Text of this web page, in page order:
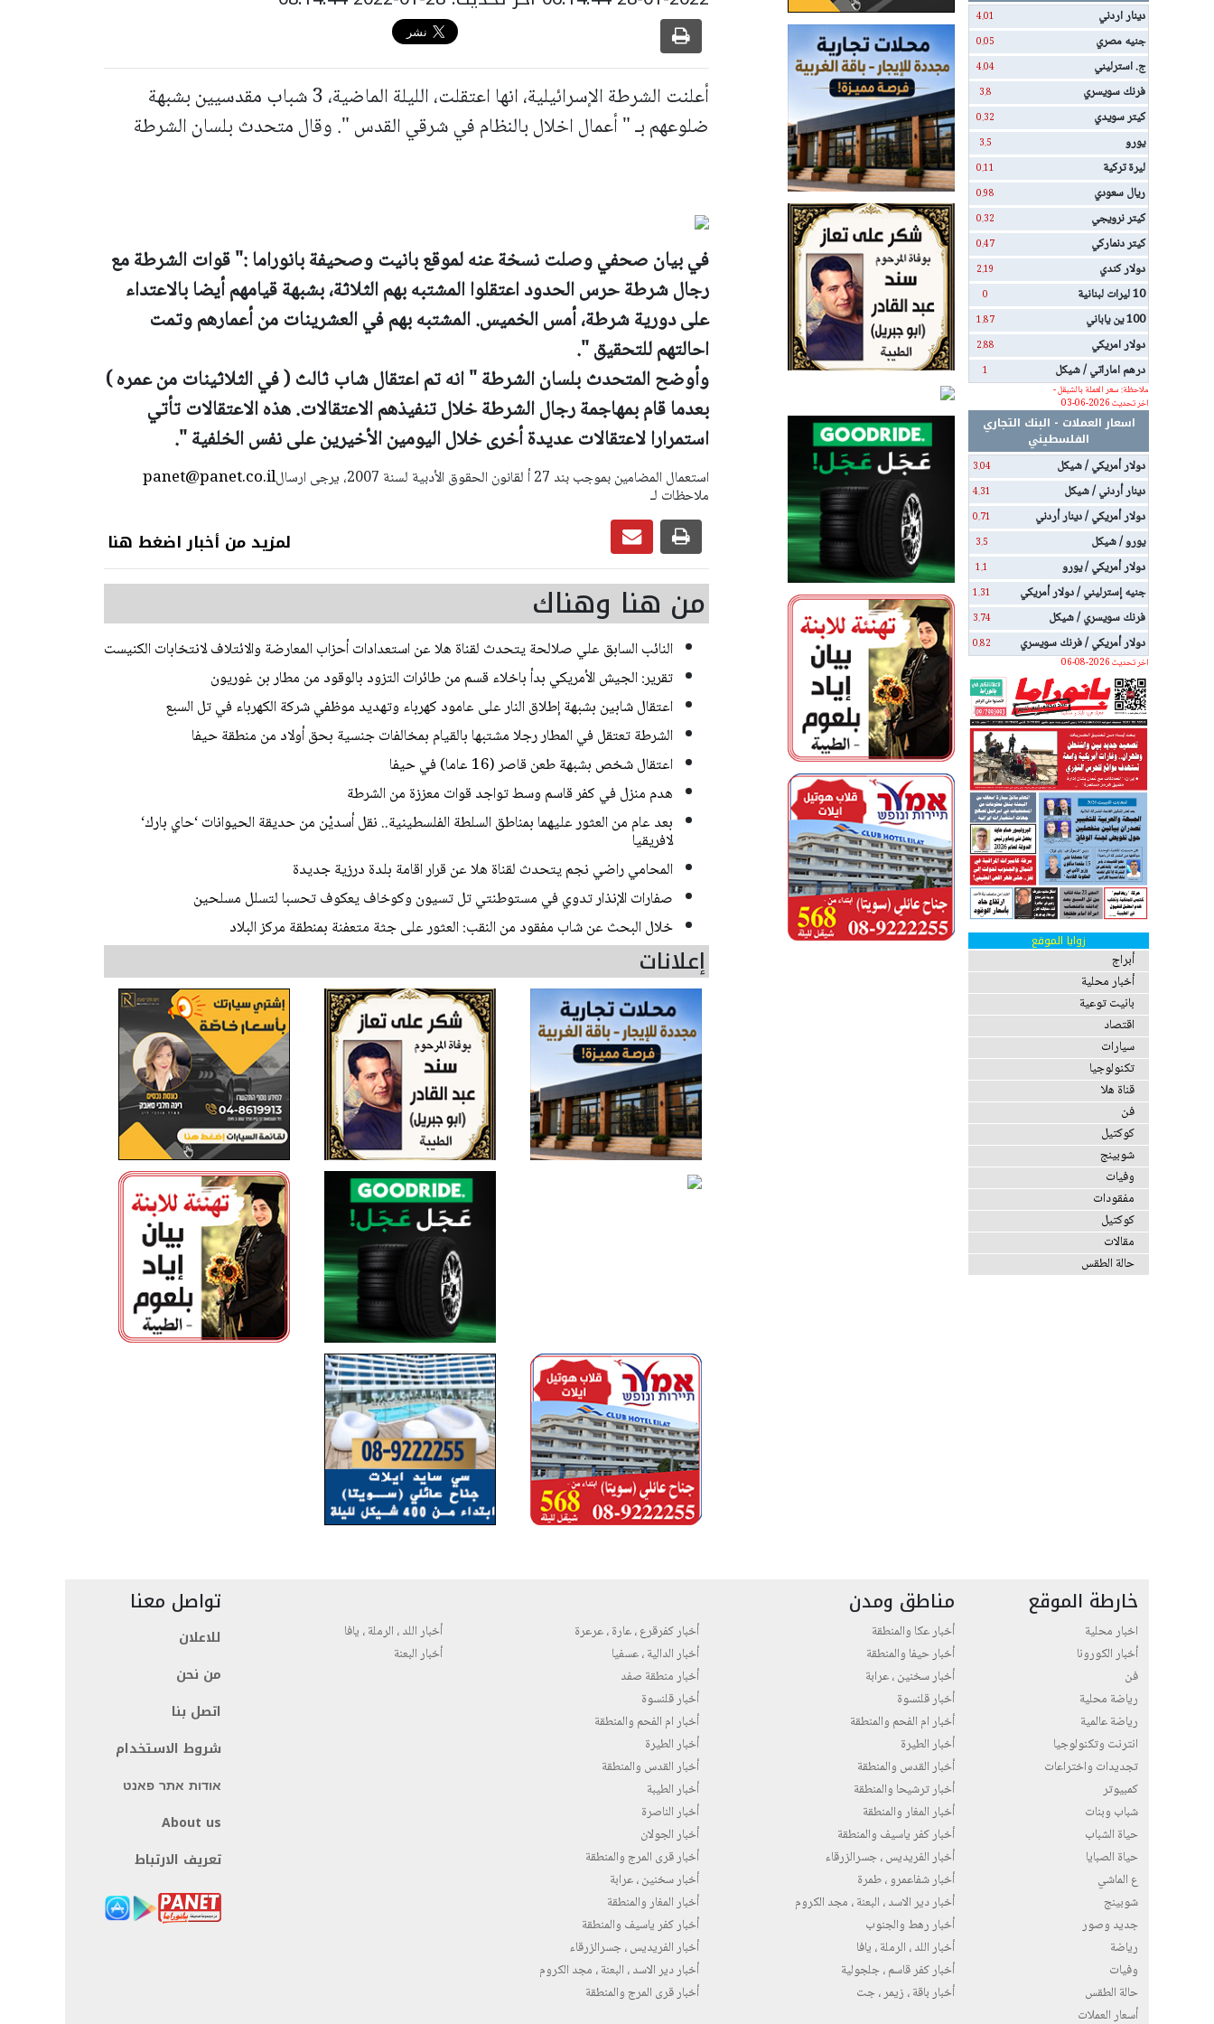
دينار اردني
4.01
جنيه مصري 0.05
ج. استرليني 4.04
فرنك سويسري 3.8
كيتر سويدي 0.32
يورو 3.5
ليرة تركية 0.11
ريال سعودي 0.98
كيتر نرويجي 0.32
كيتر دنماركي 0.47
دولار كندي 2.19
10 ليرات لبنانية 0
100 ين ياباني 1.87
دولار امريكي 2.88
درهم اماراتي / شيكل
1
ملاحظة: سعر العملة بالشيقل -
اخر تحديث 2026-06-03
اسعار العملات - البنك التجاري
الفلسطيني
دولار أمريكي / شيكل
3.04
دينار أردني / شيكل 4.31
دولار أمريكي / دينار أردني 0.71
يورو / شيكل 3.5
دولار أمريكي / يورو 1.1
جنيه إسترليني / دولار أمريكي 1.31
فرنك سويسري / شيكل 3.74
دولار أمريكي / فرنك سويسري
0.82
اخر تحديث 2026-08-06
زوايا الموقع
أبراج
أخبار محلية
بانيت توعية
اقتصاد
سيارات
تكنولوجيا
قناة هلا
فن
كوكتيل
شوبينج
وفيات
مفقودات
كوكتيل
مقالات
حالة الطقس
أعلنت الشرطة الإسرائيلية، انها اعتقلت، الليلة الماضية، 3 شباب مقدسيين بشبهة
ضلوعهم بـ " أعمال اخلال بالنظام في شرقي القدس ". وقال متحدث بلسان الشرطة
في بيان صحفي وصلت نسخة عنه لموقع بانيت وصحيفة بانوراما :" قوات الشرطة مع
رجال شرطة حرس الحدود اعتقلوا المشتبه بهم الثلاثة، بشبهة قيامهم أيضا بالاعتداء
على دورية شرطة، أمس الخميس. المشتبه بهم في العشرينات من أعمارهم وتمت
احالتهم للتحقيق ".
وأوضح المتحدث بلسان الشرطة " انه تم اعتقال شاب ثالث ( في الثلاثينات من عمره )
بعدما قام بمهاجمة رجال الشرطة خلال تنفيذهم الاعتقالات. هذه الاعتقالات تأتي
استمرارا لاعتقالات عديدة أخرى خلال اليومين الأخيرين على نفس الخلفية ".
panet@panet.co.ilاستعمال المضامين بموجب بند 27 أ لقانون الحقوق الأدبية لسنة 2007، يرجى ارسال
ملاحظات لـ
لمزيد من أخبار اضغط هنا
من هنا وهناك
النائب السابق علي صلالحة يتحدث لقناة هلا عن استعدادات أحزاب المعارضة والائتلاف لانتخابات الكنيست
تقرير: الجيش الأمريكي بدأ باخلاء قسم من طائرات التزود بالوقود من مطار بن غوريون
اعتقال شابين بشبهة إطلاق النار على عامود كهرباء وتهديد موظفي شركة الكهرباء في تل السبع
الشرطة تعتقل في المطار رجلا مشتبها بالقيام بمخالفات جنسية بحق أولاد من منطقة حيفا
اعتقال شخص بشبهة طعن قاصر (16 عاما) في حيفا
هدم منزل في كفر قاسم وسط تواجد قوات معززة من الشرطة
بعد عام من العثور عليهما بمناطق السلطة الفلسطينية.. نقل أسديْن من حديقة الحيوانات ‘حاي بارك‘
لافريقيا
المحامي راضي نجم يتحدث لقناة هلا عن قرار اقامة بلدة درزية جديدة
صفارات الإنذار تدوي في مستوطنتي تل تسيون وكوخاف يعكوف تحسبا لتسلل مسلحين
خلال البحث عن شاب مفقود من النقب: العثور على جثة متعفنة بمنطقة مركز البلاد
إعلانات
خارطة الموقع
اخبار محلية
أخبار الكورونا
فن
رياضة محلية
رياضة عالمية
انترنت وتكنولوجيا
تجديدات واختراعات
كمبيوتر
شباب وبنات
حياة الشباب
حياة الصبايا
ع الماشي
شوبينج
جديد وصور
رياضة
وفيات
حالة الطقس
أسعار العملات
مناطق ومدن
أخبار عكا والمنطقة
أخبار حيفا والمنطقة
أخبار سخنين ، عرابة
أخبار قلنسوة
أخبار ام الفحم والمنطقة
أخبار الطيرة
أخبار القدس والمنطقة
أخبار ترشيحا والمنطقة
أخبار المغار والمنطقة
أخبار كفر ياسيف والمنطقة
أخبار الفريديس ، جسرالزرقاء
أخبار شفاعمرو ، طمرة
أخبار دير الاسد ، البعنة ، مجد الكروم
أخبار رهط والجنوب
أخبار اللد ، الرملة ، يافا
أخبار كفر قاسم ، جلجولية
أخبار باقة ، زيمر ، جت
أخبار كفرقرع ، عارة ، عرعرة
أخبار الدالية ، عسفيا
أخبار منطقة صفد
أخبار قلنسوة
أخبار ام الفحم والمنطقة
أخبار الطيرة
أخبار القدس والمنطقة
أخبار الطيبة
أخبار الناصرة
أخبار الجولان
أخبار قرى المرج والمنطقة
أخبار سخنين ، عرابة
أخبار المغار والمنطقة
أخبار كفر ياسيف والمنطقة
أخبار الفريديس ، جسرالزرقاء
أخبار دير الاسد ، البعنة ، مجد الكروم
أخبار قرى المرج والمنطقة
أخبار اللد ، الرملة ، يافا
أخبار البعنة
تواصل معنا
للاعلان
من نحن
اتصل بنا
شروط الاستخدام
אודות אתר פאנט
About us
تعريف الارتباط